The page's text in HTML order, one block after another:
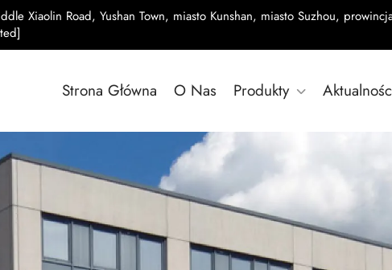
Xiaolin Road, Yushan Town, miasto Kunshan, miasto Suzhou,
Strona Główna O Nas Produkty